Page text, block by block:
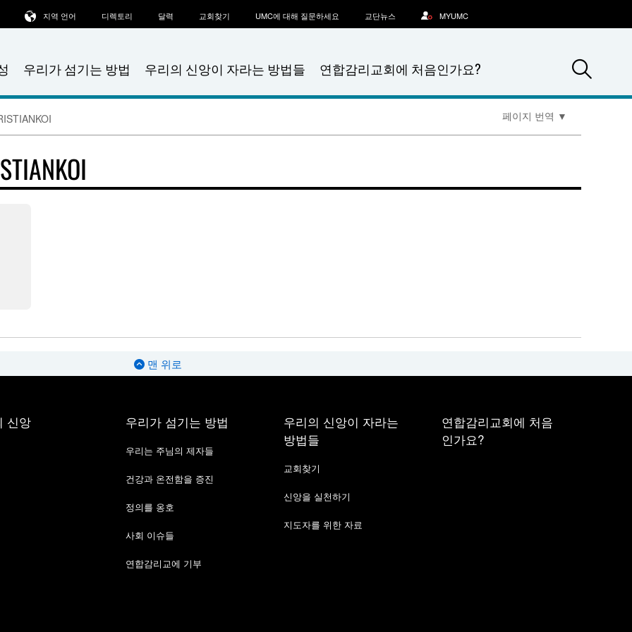
우리가 섬기는 방법 우리의 신앙이 자라는 방법들 연합감리교회에 처음인가요?
지역 언어 디렉토리 달력 교회찾기 UMC에 대해 질문하세요 교단뉴스 MYUMC
페이지 번역 ▼
맨 위로
신앙 우리가 섬기는 방법
우리는 주님의 제자들
건강과 온전함을 증진
정의를 옹호
사회 이슈들
연합감리교에 기부
우리의 신앙이 자라는
방법들
교회찾기
신앙을 실천하기
지도자를 위한 자료
연합감리교회에 처음
인가요?